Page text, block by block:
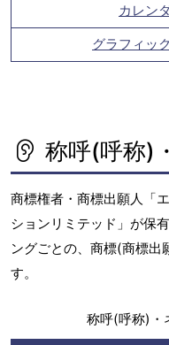
カレン
グラフィッ
称呼(呼称)
商標権者・商標出願人「
ションリミテッド」が保
ングごとの、商標(商標
す。
称呼(呼称)・